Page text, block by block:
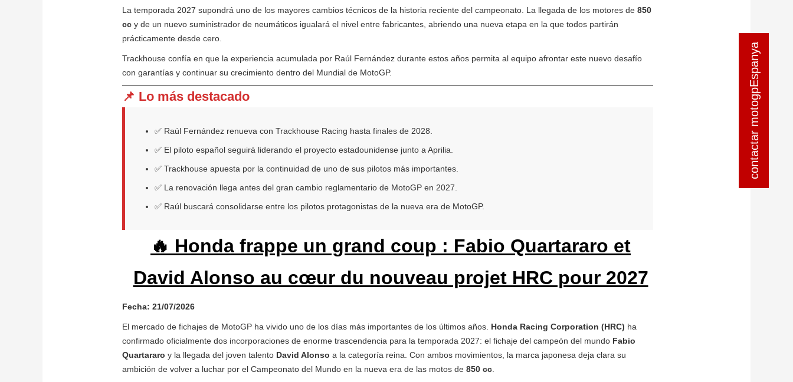
contactar motogpEspanya
contactar motogpEspanya
La temporada 2027 supondrá uno de los mayores cambios técnicos de la historia reciente del campeonato. La llegada de los motores de 850
cc y de un nuevo suministrador de neumáticos igualará el nivel entre fabricantes, abriendo una nueva etapa en la que todos partirán
prácticamente desde cero.
Trackhouse confía en que la experiencia acumulada por Raúl Fernández durante estos años permita al equipo afrontar este nuevo desafío
con garantías y continuar su crecimiento dentro del Mundial de MotoGP.
📌 Lo más destacado
✅ Raúl Fernández renueva con Trackhouse Racing hasta finales de 2028.
✅ El piloto español seguirá liderando el proyecto estadounidense junto a Aprilia.
✅ Trackhouse apuesta por la continuidad de uno de sus pilotos más importantes.
✅ La renovación llega antes del gran cambio reglamentario de MotoGP en 2027.
✅ Raúl buscará consolidarse entre los pilotos protagonistas de la nueva era de MotoGP.
🔥 Honda frappe un grand coup : Fabio Quartararo et
David Alonso au cœur du nouveau projet HRC pour 2027
Fecha: 21/07/2026
El mercado de fichajes de MotoGP ha vivido uno de los días más importantes de los últimos años. Honda Racing Corporation (HRC) ha
confirmado oficialmente dos incorporaciones de enorme trascendencia para la temporada 2027: el fichaje del campeón del mundo Fabio
Quartararo y la llegada del joven talento David Alonso a la categoría reina. Con ambos movimientos, la marca japonesa deja clara su
ambición de volver a luchar por el Campeonato del Mundo en la nueva era de las motos de 850 cc